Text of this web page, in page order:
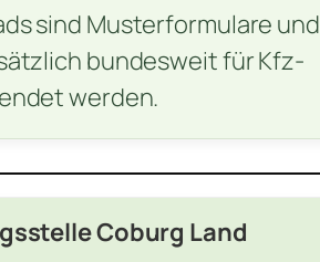
sind Musterformulare und
bundesweit für Kfz-
werden.
Coburg Land